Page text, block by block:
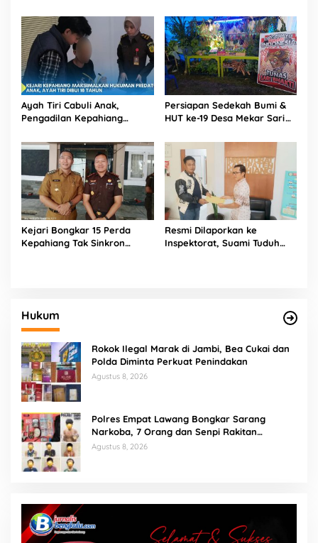
Sejuk di Kepahiang
Korupsi
Ayah Tiri Cabuli Anak,
Pengadilan Kepahiang
Penjara
Persiapan Sedekah Bumi &
HUT ke-19 Desa Mekar Sari
Ada Wayang Kulit Besok
Kejari Bongkar 15 Perda
Kepahiang Tak Sinkron
Resmi Dilaporkan ke
Inspektorat, Suami Tuduh
Hukum
Rokok Ilegal Marak di Jambi, Bea Cukai dan
Polda Diminta Perkuat Penindakan
Agustus 8, 2026
Polres Empat Lawang Bongkar Sarang
Narkoba, 7 Orang dan Senpi Rakitan
Diamankan
Agustus 8, 2026